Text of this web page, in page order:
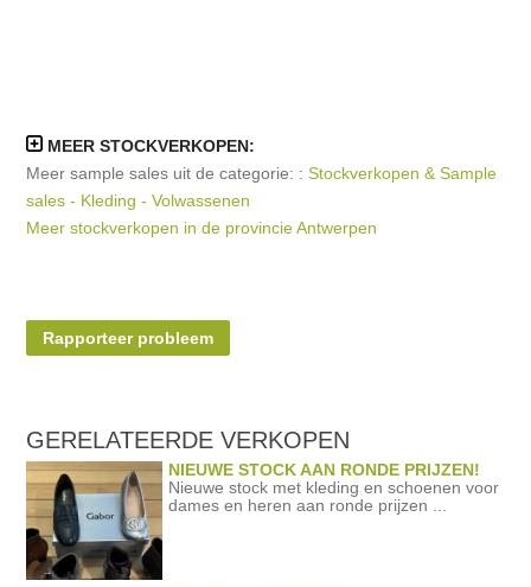
MEER STOCKVERKOPEN:
Meer sample sales uit de categorie: :Stockverkopen & Sample
sales - Kleding - Volwassenen
Meer stockverkopen in de provincie Antwerpen
Rapporteer probleem
GERELATEERDEVERKOPEN
NIEUWE STOCK AAN RONDE PRIJZEN!
Nieuwe stock met kleding en schoenen voor
dames en heren aan ronde prijzen ...